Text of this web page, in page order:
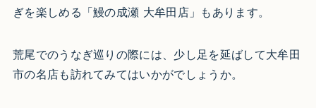
ぎを楽しめる「鰻の成瀬 大牟田店」もあります。
荒尾でのうなぎ巡りの際には、少し足を延ばして大牟田
市の名店も訪れてみてはいかがでしょうか。